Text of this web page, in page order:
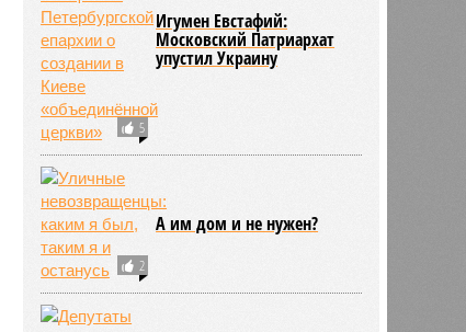
5
Игумен Евстафий:
Московский Патриархат
упустил Украину
2
А им дом и не нужен?